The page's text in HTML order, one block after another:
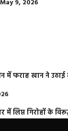
May 9, 2026
में फराह खान ने
में लिप्त गिरोहों के